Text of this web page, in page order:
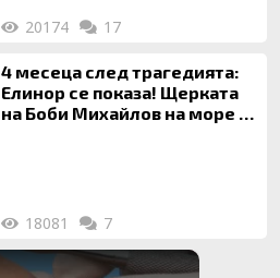
20174 17
4 месеца след трагедията:
Елинор се показа! Щерката
на Боби Михайлов на море с
18081 7